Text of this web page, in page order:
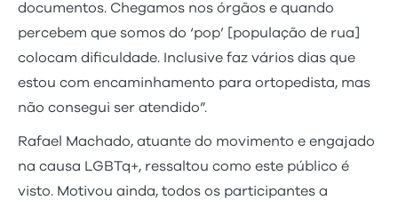
documentos. Chegamos nos órgãos e quando
percebem que somos do ‘pop’ [população de rua]
colocam dificuldade. Inclusive faz vários dias que
estou com encaminhamento para ortopedista, mas
não consegui ser atendido”.
Rafael Machado, atuante do movimento e engajado
na causa LGBTq+, ressaltou como este público é
visto. Motivou ainda, todos os participantes a